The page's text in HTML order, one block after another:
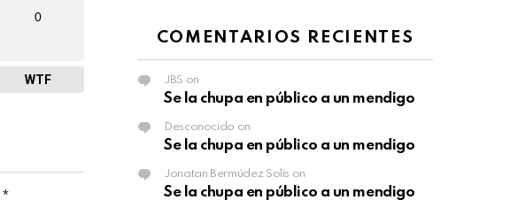
0
WTF
*
COMENTARIOS RECIENTES
JBS on
Se la chupa en público a un mendigo
Desconocido on
Se la chupa en público a un mendigo
Jonatan Bermúdez Solís on
Se la chupa en público a un mendigo